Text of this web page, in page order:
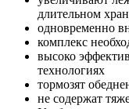
длительном
одновременно
комплекс
высоко
технологиях
тормозят
не содержат